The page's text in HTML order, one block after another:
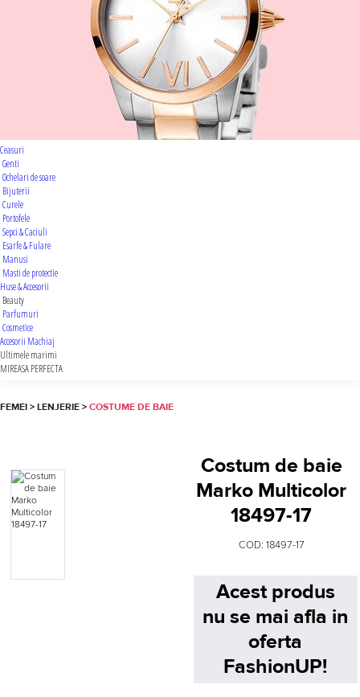
Ceasuri
Genti
Ochelari de soare
Bijuterii
Curele
Portofele
Sepci & Caciuli
Esarfe & Fulare
Manusi
Masti de protectie
Huse & Accesorii
Beauty
Parfumuri
Cosmetice
Accesorii Machiaj
Ultimele marimi
MIREASA PERFECTA
FEMEI>LENJERIE>COSTUME DE BAIE
Costum de baie
Marko Multicolor
18497-17
COD: 18497-17
Acest produs
nu se mai afla in
oferta
FashionUP!